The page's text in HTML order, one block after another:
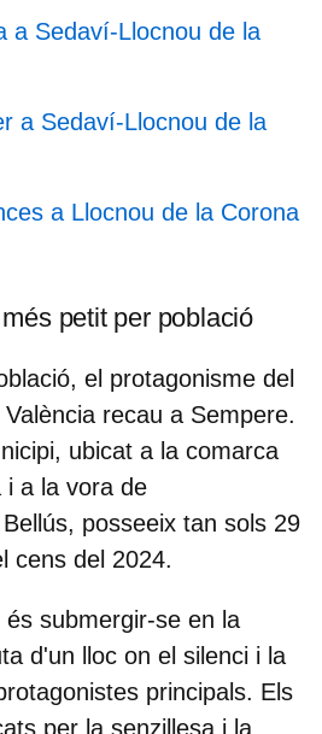
a Sedaví-Llocnou de la
a Sedaví-Llocnou de la
a Llocnou de la Corona
petit per població
el protagonisme del
recau a Sempere.
ubicat a la comarca
i a la vora de
posseeix tan sols 29
cens del 2024.
submergir-se en la
d'un lloc on el silenci i la
principals. Els
per la senzillesa i la